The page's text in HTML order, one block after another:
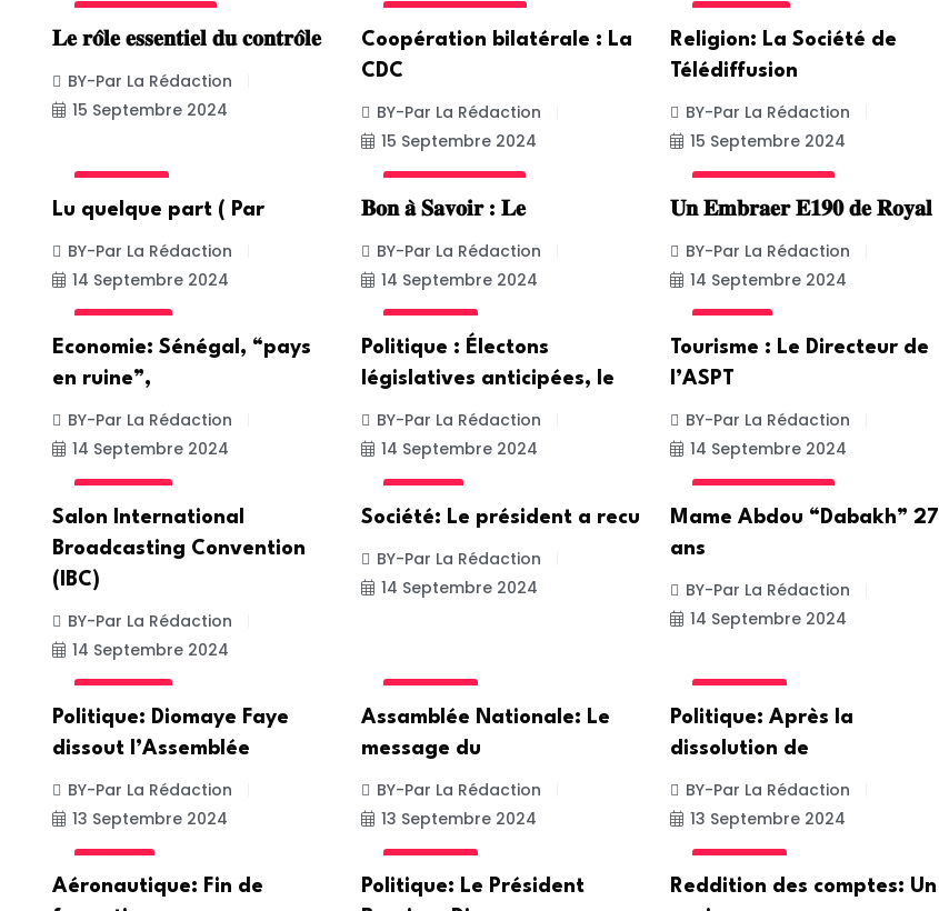
𝐋𝐞 𝐫𝐨̂𝐥𝐞 𝐞𝐬𝐬𝐞𝐧𝐭𝐢𝐞𝐥 𝐝𝐮 𝐜𝐨𝐧𝐭𝐫𝐨̂𝐥𝐞
BY-Par La Rédaction
15 Septembre 2024
Coopération bilatérale : La
CDC
BY-Par La Rédaction
15 Septembre 2024
Religion: La Société de
Télédiffusion
BY-Par La Rédaction
15 Septembre 2024
Lu quelque part ( Par
BY-Par La Rédaction
14 Septembre 2024
𝐁𝐨𝐧 𝐚̀ 𝐒𝐚𝐯𝐨𝐢𝐫 : 𝐋𝐞
BY-Par La Rédaction
14 Septembre 2024
𝐔𝐧 𝐄𝐦𝐛𝐫𝐚𝐞𝐫 𝐄𝟏𝟗𝟎 𝐝𝐞 𝐑𝐨𝐲𝐚𝐥
BY-Par La Rédaction
14 Septembre 2024
Economie: Sénégal, “pays
en ruine”,
BY-Par La Rédaction
14 Septembre 2024
Politique : Électons
législatives anticipées, le
BY-Par La Rédaction
14 Septembre 2024
Tourisme : Le Directeur de
l’ASPT
BY-Par La Rédaction
14 Septembre 2024
Salon International
Broadcasting Convention
(IBC)
BY-Par La Rédaction
14 Septembre 2024
Société: Le président a recu
BY-Par La Rédaction
14 Septembre 2024
Mame Abdou “Dabakh” 27
ans
BY-Par La Rédaction
14 Septembre 2024
Politique: Diomaye Faye
dissout l’Assemblée
BY-Par La Rédaction
13 Septembre 2024
Assamblée Nationale: Le
message du
BY-Par La Rédaction
13 Septembre 2024
Politique: Après la
dissolution de
BY-Par La Rédaction
13 Septembre 2024
Aéronautique: Fin de
Politique: Le Président
Reddition des comptes: Un